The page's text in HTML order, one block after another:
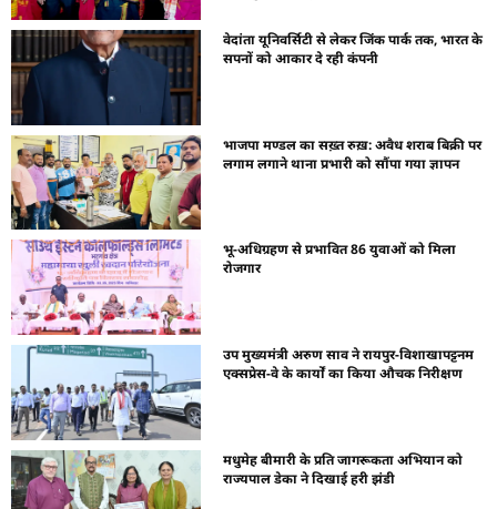
वेदांता यूनिवर्सिटी से लेकर जिंक पार्क तक, भारत के
सपनों को आकार दे रही कंपनी
भाजपा मण्डल का सख़्त रुख़: अवैध शराब बिक्री पर
लगाम लगाने थाना प्रभारी को सौंपा गया ज्ञापन
भू-अधिग्रहण से प्रभावित 86 युवाओं को मिला
रोजगार
उप मुख्यमंत्री अरुण साव ने रायपुर-विशाखापट्टनम
एक्सप्रेस-वे के कार्यों का किया औचक निरीक्षण
मधुमेह बीमारी के प्रति जागरूकता अभियान को
राज्यपाल डेका ने दिखाई हरी झंडी